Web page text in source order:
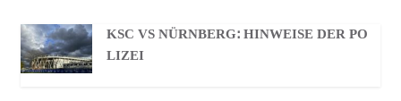
KSC VS NÜRNBERG: HINWEISE DER PO
LIZEI